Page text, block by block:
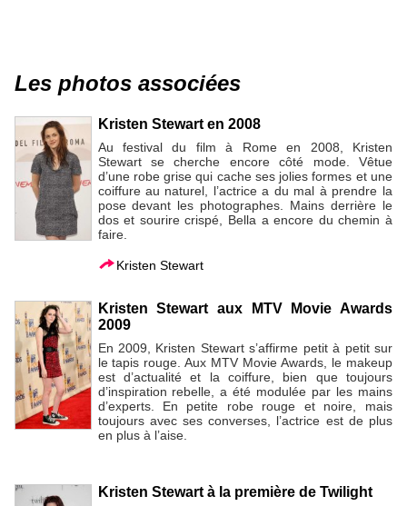
Les photos associées
Kristen Stewart en 2008
Au festival du film à Rome en 2008, Kristen
Stewart se cherche encore côté mode. Vêtue
d’une robe grise qui cache ses jolies formes et une
coiffure au naturel, l’actrice a du mal à prendre la
pose devant les photographes. Mains derrière le
dos et sourire crispé, Bella a encore du chemin à
faire.
Kristen Stewart
Kristen Stewart aux MTV Movie Awards
2009
En 2009, Kristen Stewart s’affirme petit à petit sur
le tapis rouge. Aux MTV Movie Awards, le makeup
est d’actualité et la coiffure, bien que toujours
d’inspiration rebelle, a été modulée par les mains
d’experts. En petite robe rouge et noire, mais
toujours avec ses converses, l’actrice est de plus
en plus à l’aise.
Kristen Stewart à la première de Twilight